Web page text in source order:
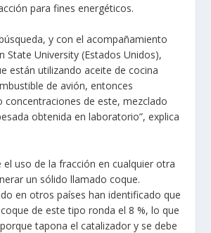
para fines energéticos.
y con el acompañamiento
State University (Estados Unidos),
están utilizando aceite de cocina
de avión, entonces
concentraciones de este, mezclado
obtenida en laboratorio”, explica
el uso de la fracción en cualquier otra
un sólido llamado coque.
en otros países han identificado que
de este tipo ronda el 8 %, lo que
tapona el catalizador y se debe